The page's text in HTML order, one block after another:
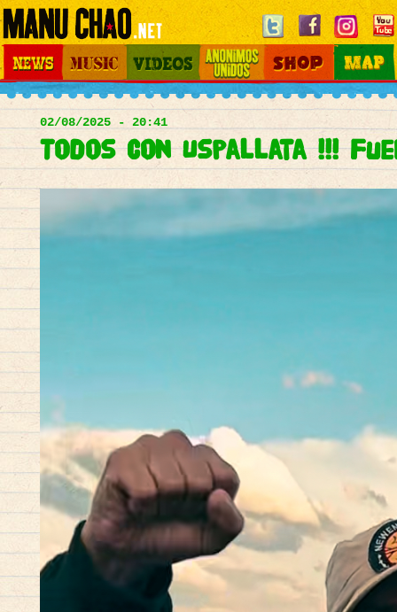
Jump to navigation
Main
menu
Videos Otros Mundos Shop Map
02/08/2025 - 20:41
Todos con Uspallata !!!